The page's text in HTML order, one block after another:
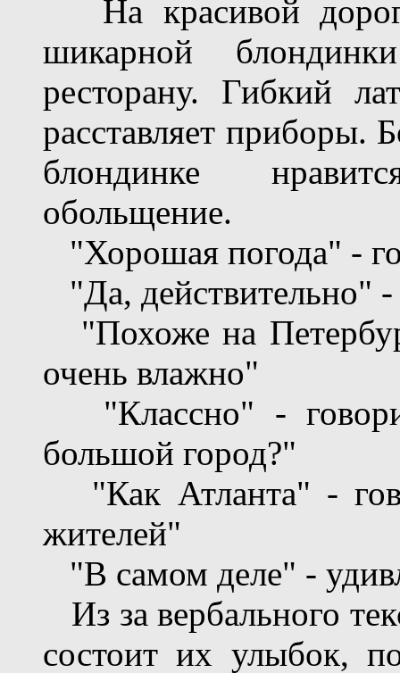
На красивой
шикарной
ресторану. Гибкий
расставляет приборы.
блондинке
обольщение.
"Хорошая погода" -
"Да, действительно" -
"Похоже на
очень влажно"
"Классно" -
большой город?"
"Как Атланта" -
жителей"
"В самом деле" -
Из за вербального
состоит их улыбок,